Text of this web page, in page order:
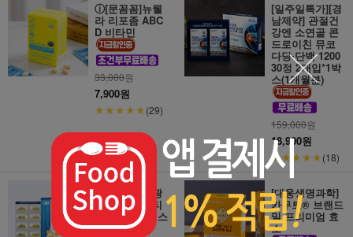
ⓘ[문꼼꼼]뉴웰
라 리포좀 ABC
D 비타민
33,000원
7,900원
★★★★★(29)
[일주일특가][경
남제약] 관절건
강엔 소연골 콘
드로이친 뮤코
다당∙단백 1200
30정 2개입*1박
스(1개월분)
159,000원
18,900원
★★★★★(18)
[일주일특가]광
동 초임계 알티
지 오메가3 맥스
[대웅생명과학]
카무트® 브랜드
밀 프리미엄 효
소